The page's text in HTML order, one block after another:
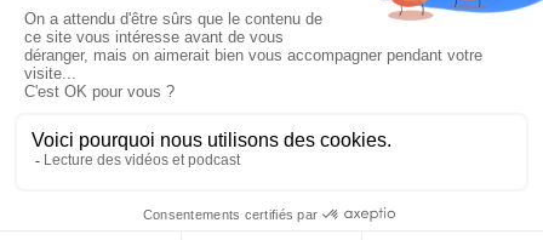
© Copyright 2008 / 2026,DECODE MEDIA, The Innovation Media
Company.All Rights Reserved
TwitterRSS